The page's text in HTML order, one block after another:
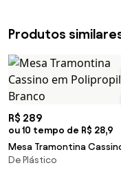
Produtos
R$ 289
ou 10 tempo de R$ 28,9
Mesa Tramontina
Polipropileno Branco
De Plástico